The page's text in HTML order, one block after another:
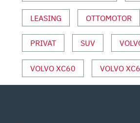
LEASING OTTOMOTOR
PRIVAT SUV
VOLVO XC60 VOLVO